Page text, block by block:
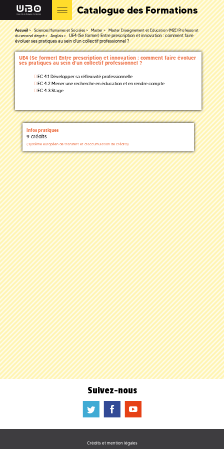
Catalogue des Formations
Accueil Sciences Humaines et Sociales Master
Master Enseignement et Education (M2E) Professorat
du second degré
Anglais
UE4 (Se former) Entre prescription et innovation : comment faire
évoluer ses pratiques au sein d’un collectif professionnel ?
UE4 (Se former) Entre prescription et innovation : comment faire évoluer
ses pratiques au sein d’un collectif professionnel ?
EC 4.1 Développer sa réflexivité professionnelle
EC 4.2 Mener une recherche en éducation et en rendre compte
EC 4.3 Stage
Infos pratiques
9 crédits
( système européen de transfert et d'accumulation de crédits)
Suivez-nous
a b f
Crédits et mention légales